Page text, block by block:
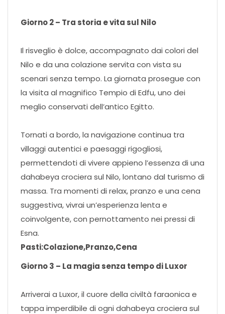
Giorno 2 – Tra storia e vita sul Nilo
Il risveglio è dolce, accompagnato dai colori del
Nilo e da una colazione servita con vista su
scenari senza tempo. La giornata prosegue con
la visita al magnifico Tempio di Edfu, uno dei
meglio conservati dell’antico Egitto.
Tornati a bordo, la navigazione continua tra
villaggi autentici e paesaggi rigogliosi,
permettendoti di vivere appieno l’essenza di una
dahabeya crociera sul Nilo, lontano dal turismo di
massa. Tra momenti di relax, pranzo e una cena
suggestiva, vivrai un’esperienza lenta e
coinvolgente, con pernottamento nei pressi di
Esna.
Pasti:Colazione,Pranzo,Cena
Giorno 3 – La magia senza tempo di Luxor
Arriverai a Luxor, il cuore della civiltà faraonica e
tappa imperdibile di ogni dahabeya crociera sul